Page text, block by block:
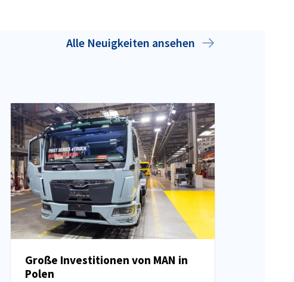
Alle Neuigkeiten ansehen
Große Investitionen von MAN in
Polen